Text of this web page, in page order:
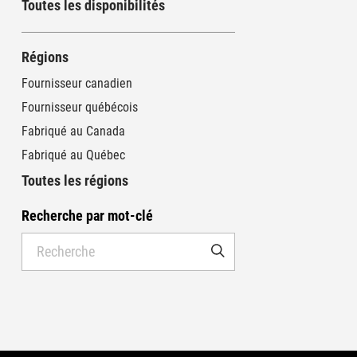
Toutes les disponibilités
Régions
Fournisseur canadien
Fournisseur québécois
Fabriqué au Canada
Fabriqué au Québec
Toutes les régions
Recherche par mot-clé